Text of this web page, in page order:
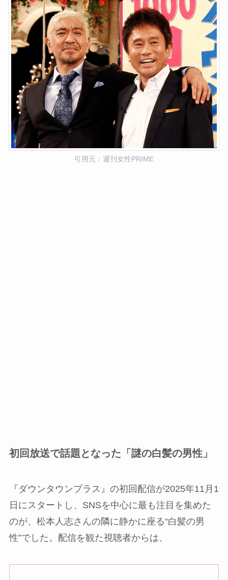
引用元：週刊女性PRIME
初回放送で話題となった「謎の白髪の男性」
『ダウンタウンプラス』の初回配信が2025年11月1
日にスタートし、SNSを中心に最も注目を集めた
のが、松本人志さんの隣に静かに座る“白髪の男
性”でした。配信を観た視聴者からは、